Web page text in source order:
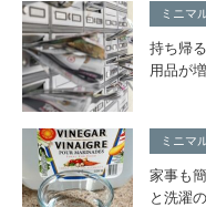
ミニマ
持ち帰
用品が
ミニマ
家事も
と洗濯